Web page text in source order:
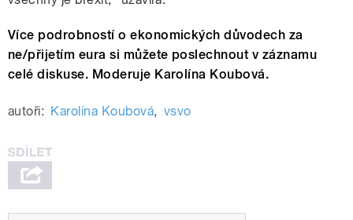
Více podrobností o ekonomických důvodech za
ne/přijetím eura si můžete poslechnout v záznamu
celé diskuse. Moderuje Karolína Koubová.
autoři: Karolína Koubová, vsvo